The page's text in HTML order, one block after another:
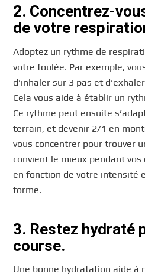
2. Concentrez-
de votre
Adoptez un rythme de
votre foulée. Par exemple,
d’inhaler sur 3 pas et
Cela vous aide à établir un
Ce rythme peut ensuite
terrain, et devenir 2/1 en
vous concentrer pour trouver
convient le mieux pendant
en fonction de votre intensité
forme.
3. Restez hydraté
course.
Une bonne hydratation aide à